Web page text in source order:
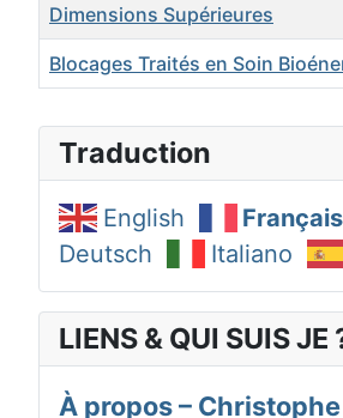
Dimensions Supérieures
Blocages Traités en Soin
Traduction
English
Français
Deutsch
Italiano
LIENS & QUI SUIS JE
À propos –